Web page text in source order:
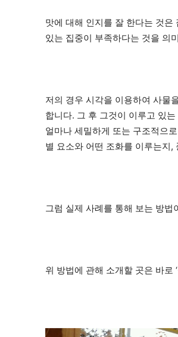
맛에 대해 인지를 잘 한다는 것
있는 집중이 부족하다는 것을 의
저의 경우 시각을 이용하여 사물
합니다. 그 후 그것이 이루고 있
얼마나 세밀하게 또는 구조적으
별 요소와 어떤 조화를 이루는지
그럼 실제 사례를 통해 보는 방
위 방법에 관해 소개할 곳은 바로